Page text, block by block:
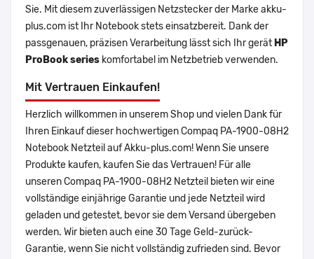
Sie. Mit diesem zuverlässigen Netzstecker der Marke akku-
plus.com ist Ihr Notebook stets einsatzbereit. Dank der
passgenauen, präzisen Verarbeitung lässt sich Ihr gerät HP
ProBook series komfortabel im Netzbetrieb verwenden.
Mit Vertrauen Einkaufen!
Herzlich willkommen in unserem Shop und vielen Dank für
Ihren Einkauf dieser hochwertigen Compaq PA-1900-08H2
Notebook Netzteil auf Akku-plus.com! Wenn Sie unsere
Produkte kaufen, kaufen Sie das Vertrauen! Für alle
unseren Compaq PA-1900-08H2 Netzteil bieten wir eine
vollständige einjährige Garantie und jede Netzteil wird
geladen und getestet, bevor sie dem Versand übergeben
werden. Wir bieten auch eine 30 Tage Geld-zurück-
Garantie, wenn Sie nicht vollständig zufrieden sind. Bevor